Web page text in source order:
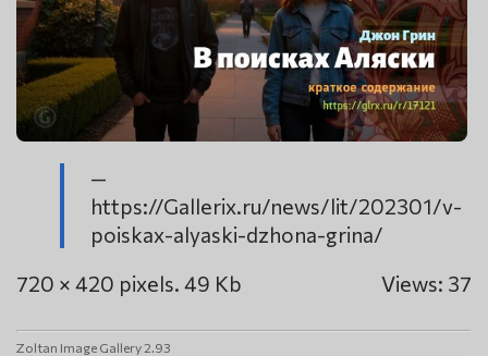
—
https://Gallerix.ru/news/lit/202301/v-
poiskax-alyaski-dzhona-grina/
720 × 420 pixels. 49 Kb
Views: 37
Zoltan Image Gallery 2.93